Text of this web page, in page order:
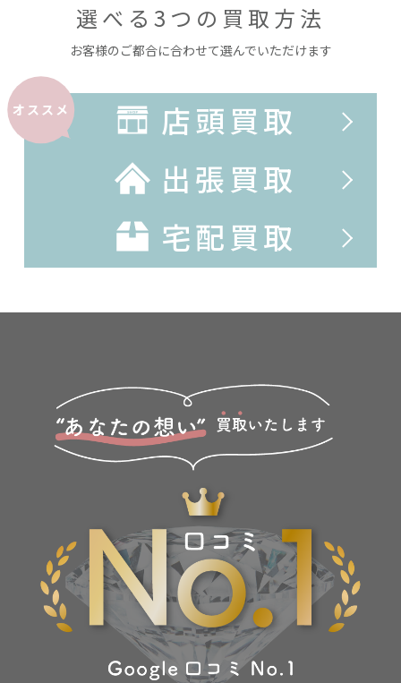
選べる3つの買取方法
お客様のご都合に合わせて選んでいただけます
オススメ
店頭買取
出張買取
宅配買取